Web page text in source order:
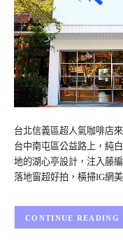
台北信義區超人氣咖啡店
台中南屯區公益路上，純
地的湖心亭設計，注入藤
落地窗超好拍，橫掃IG網
CONTINUE READING